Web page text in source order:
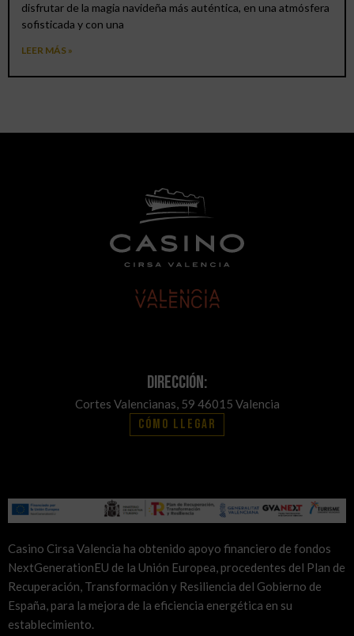
disfrutar de la magia navideña más auténtica, en una atmósfera
sofisticada y con una
LEER MÁS »
Dirección:
Cortes Valencianas, 59 46015 Valencia
Cómo llegar
Casino Cirsa Valencia ha obtenido apoyo financiero de fondos
NextGenerationEU de la Unión Europea, procedentes del Plan de
Recuperación, Transformación y Resiliencia del Gobierno de
España, para la mejora de la eficiencia energética en su
establecimiento.